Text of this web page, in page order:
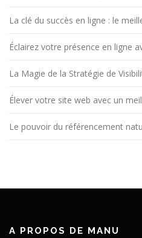
La clé du succès en ligne : le
Éclairez votre présence en ligne
La Magie de la Stratégie de
Élever votre site web avec un
Le pouvoir du référencement
A PROPOS DE MANU